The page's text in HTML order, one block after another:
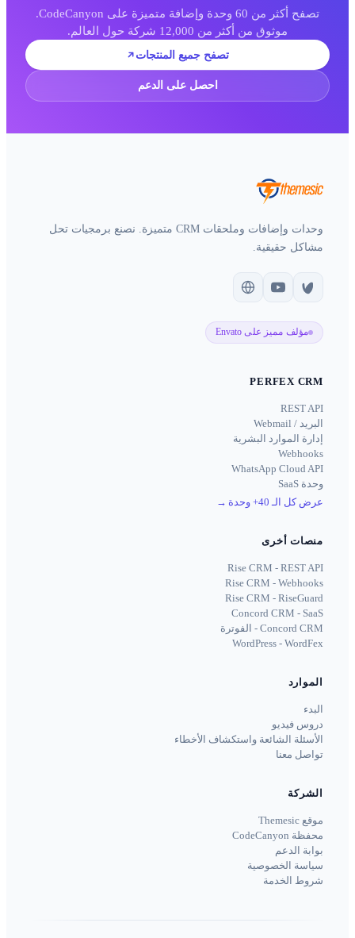
تصفح أكثر من 60 وحدة وإضافة متميزة على CodeCanyon.
موثوق من أكثر من 12,000 شركة حول العالم.
تصفح جميع المنتجات
احصل على الدعم
وحدات وإضافات وملحقات CRM متميزة. نصنع برمجيات تحل
مشاكل حقيقية.
مؤلف مميز على Envato
PERFEX CRM
REST API
البريد / Webmail
إدارة الموارد البشرية
Webhooks
WhatsApp Cloud API
وحدة SaaS
عرض كل الـ 40+ وحدة
→
منصات أخرى
Rise CRM - REST API
Rise CRM - Webhooks
Rise CRM - RiseGuard
Concord CRM - SaaS
Concord CRM - الفوترة
WordPress - WordFex
الموارد
البدء
دروس فيديو
الأسئلة الشائعة واستكشاف الأخطاء
تواصل معنا
الشركة
موقع Themesic
محفظة CodeCanyon
بوابة الدعم
سياسة الخصوصية
شروط الخدمة